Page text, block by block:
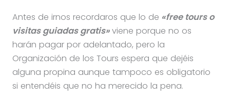
Antes de irnos recordaros que lo de «free tours o
visitas guiadas gratis»viene porque no os
harán pagar por adelantado, pero la
Organización de los Tours espera que dejéis
alguna propina aunque tampoco es obligatorio
si entendéis que no ha merecido la pena.